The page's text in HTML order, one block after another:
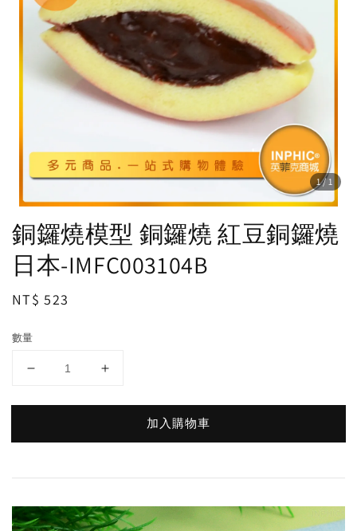
1/1
銅鑼燒模型 銅鑼燒 紅豆銅鑼燒
日本-IMFC003104B
Regular
NT$ 523
數量
加入購物車